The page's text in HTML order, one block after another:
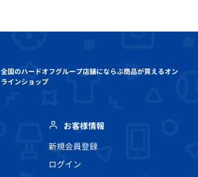
全国のハードオフグループ店舗にならぶ商品が買えるオン
ラインショップ
お客様情報
新規会員登録
ログイン